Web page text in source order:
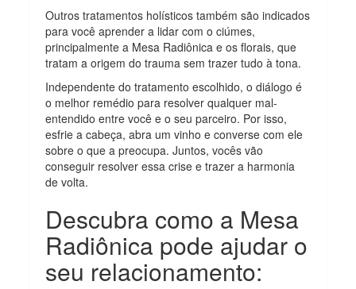
Outros tratamentos holísticos também são indicados
para você aprender a lidar com o ciúmes,
principalmente a Mesa Radiônica e os florais, que
tratam a origem do trauma sem trazer tudo à tona.
Independente do tratamento escolhido, o diálogo é
o melhor remédio para resolver qualquer mal-
entendido entre você e o seu parceiro. Por isso,
esfrie a cabeça, abra um vinho e converse com ele
sobre o que a preocupa. Juntos, vocês vão
conseguir resolver essa crise e trazer a harmonia
de volta.
Descubra como a Mesa
Radiônica pode ajudar o
seu relacionamento: